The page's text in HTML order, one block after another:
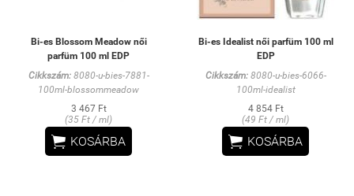
Bi-es Blossom Meadow női
parfüm 100 ml EDP
Cikkszám:8080-u-bies-7881-
100ml-blossommeadow
3 467 Ft
(35 Ft / ml)
 KOSÁRBA
Bi-es Idealist női parfüm 100 ml
EDP
Cikkszám:8080-u-bies-6066-
100ml-idealist
4 854 Ft
(49 Ft / ml)
 KOSÁRBA